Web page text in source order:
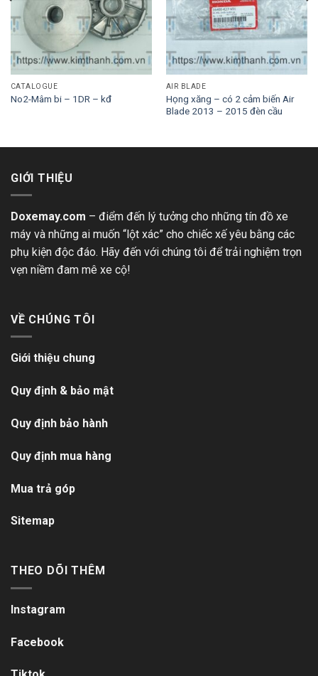
CATALOGUE
No2-Mâm bi – 1DR – kđ
AIR BLADE
Họng xăng – có 2 cảm biến Air
Blade 2013 – 2015 đèn cầu
GIỚI THIỆU
Doxemay.com – điểm đến lý tưởng cho những tín đồ xe
máy và những ai muốn “lột xác” cho chiếc xế yêu bằng các
phụ kiện độc đáo. Hãy đến với chúng tôi để trải nghiệm trọn
vẹn niềm đam mê xe cộ!
VỀ CHÚNG TÔI
Giới thiệu chung
Quy định & bảo mật
Quy định bảo hành
Quy định mua hàng
Mua trả góp
Sitemap
THEO DÕI THÊM
Instagram
Facebook